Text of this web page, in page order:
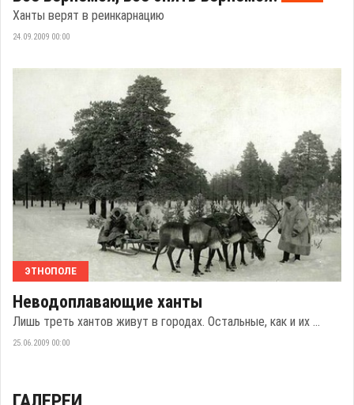
Ханты верят в реинкарнацию
24.09.2009 00:00
ЭТНОПОЛЕ
Неводоплавающие ханты
Лишь треть хантов живут в городах. Остальные, как и их ...
25.06.2009 00:00